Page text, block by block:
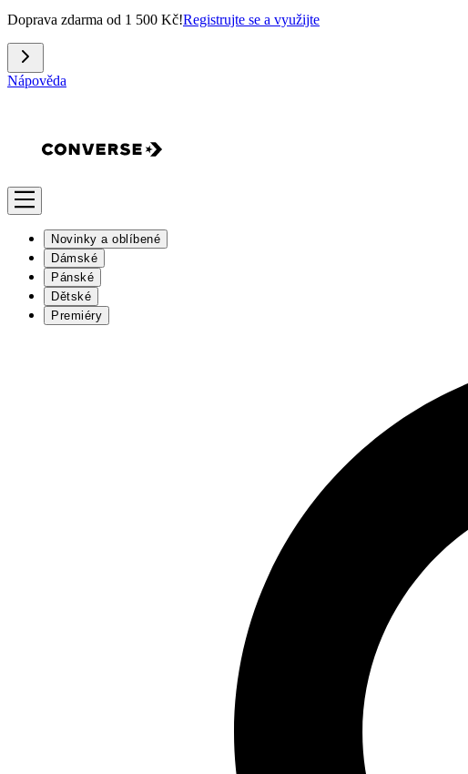
Doprava zdarma od 1 500 Kč!Registrujte se a využijte
Nápověda
Novinky a oblíbené
Dámské
Pánské
Dětské
Premiéry